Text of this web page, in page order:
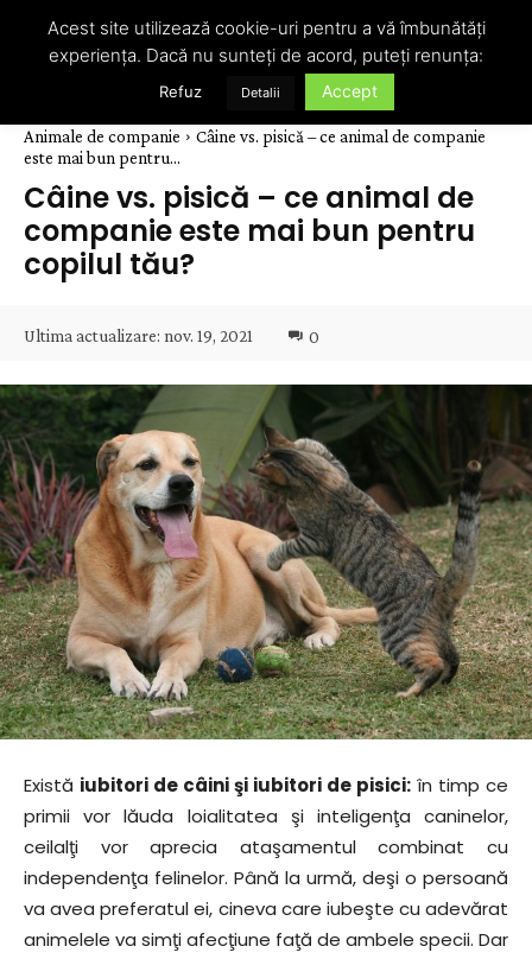
Animale de companie
Câine vs. pisică – ce animal de companie
este mai bun pentru...
Câine vs. pisică – ce animal de
companie este mai bun pentru
copilul tău?
Ultima actualizare: nov. 19, 2021 0
Există iubitori de câini şi iubitori de pisici: în timp ce
primii vor lăuda loialitatea şi inteligenţa caninelor,
ceilalţi vor aprecia ataşamentul combinat cu
independenţa felinelor. Până la urmă, deşi o persoană
va avea preferatul ei, cineva care iubeşte cu adevărat
animelele va simţi afecţiune faţă de ambele specii. Dar
Acest site utilizează cookie-uri pentru a vă îmbunătăți
experiența. Dacă nu sunteți de acord, puteți renunța:
Refuz Detalii Accept